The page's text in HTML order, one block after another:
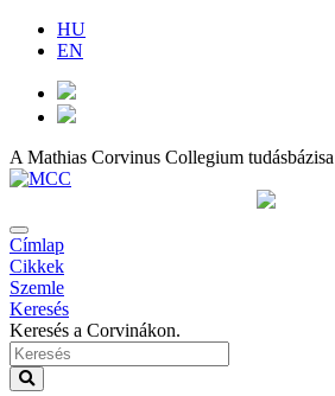
HU
EN
A Mathias Corvinus Collegium tudásbázisa
Címlap
Cikkek
Szemle
Keresés
Keresés a Corvinákon.